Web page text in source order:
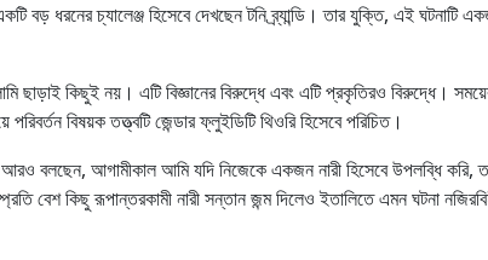
বড় ধরনের চ্যালেঞ্জ হিসেবে দেখছেন টনি ব্র্যান্ডি। তার যুক্তি, এই ঘটনাটি
ছাড়াই কিছুই নয়। এটি বিজ্ঞানের বিরুদ্ধে এবং এটি প্রকৃতিরও বিরুদ্ধে।
বিষয়ক তত্ত্বটি জেন্ডার ফ্লুইডিটি থিওরি হিসেবে পরিচিত।
আরও বলছেন, আগামীকাল আমি যদি নিজেকে একজন নারী হিসেবে উপলব্ধি করি,
বেশ কিছু রূপান্তরকামী নারী সন্তান জন্ম দিলেও ইতালিতে এমন ঘটনা